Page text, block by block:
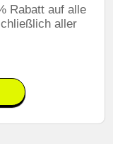
Rabatt auf alle
aller